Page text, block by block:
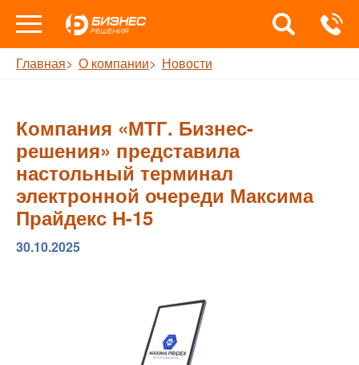
Главная О компании Новости
Компания «МТГ. Бизнес-
решения» представила
настольный терминал
электронной очереди Максима
Прайдекс Н-15
30.10.2025